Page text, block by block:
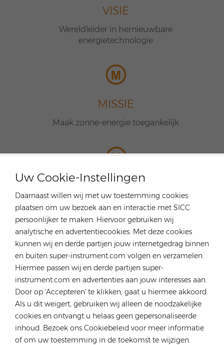
Uw Cookie-Instellingen
Daarnaast willen wij met uw toestemming cookies
plaatsen om uw bezoek aan en interactie met SICC
persoonlijker te maken. Hiervoor gebruiken wij
analytische en advertentiecookies. Met deze cookies
kunnen wij en derde partijen jouw internetgedrag binnen
en buiten super-instrument.com volgen en verzamelen.
Hiermee passen wij en derde partijen super-
instrument.com en advertenties aan jouw interesses aan.
Door op 'Accepteren' te klikken, gaat u hiermee akkoord.
Als u dit weigert, gebruiken wij alleen de noodzakelijke
cookies en ontvangt u helaas geen gepersonaliseerde
inhoud. Bezoek ons Cookiebeleid voor meer informatie
of om uw toestemming in de toekomst te wijzigen.
VISIE
Wereldleider in hernieuwbare
energietechnologie
MISSIE
Maak zonne-energie toegankelijk
WAARDE
Eerlijkheid Betrouwbaarheid
Professionaliteit
Gericht op wederzijds voordeel
WERELDWIJDE
RONGSTAR